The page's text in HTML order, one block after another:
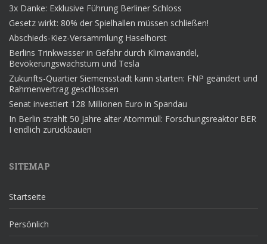
3x Danke: Exklusive Führung Berliner Schloss
Gesetz wirkt: 80% der Spielhallen müssen schließen!
Abschieds-Kiez-Versammlung Haselhorst
Berlins Trinkwasser in Gefahr durch Klimawandel,
Bevökerungswachstum und Tesla
Zukunfts-Quartier Siemensstadt kann starten: FNP geändert und
Rahmenvertrag geschlossen
Senat investiert 128 Millionen Euro in Spandau
In Berlin strahlt 50 Jahre alter Atommüll: Forschungsreaktor BER
I endlich zurückbauen
SITEMAP
Startseite
Persönlich